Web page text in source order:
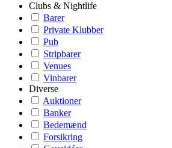
Clubs & Nightlife
Barer
Private Klubber
Pub
Stripbarer
Venues
Vinbarer
Diverse
Auktioner
Banker
Bedemænd
Forsikring